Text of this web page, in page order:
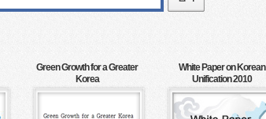
Green Growth for a Greater
Korea
White Paper on Korean
Unification 2010